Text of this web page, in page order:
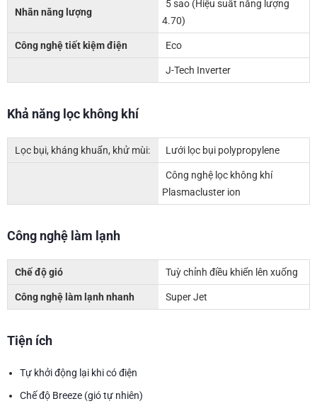
Nhãn năng lượng
5 sao (Hiệu suất năng lượng
4.70)
Công nghệ tiết kiệm điện Eco
J-Tech Inverter
Khả năng lọc không khí
Lọc bụi, kháng khuẩn, khử mùi: Lưới lọc bụi polypropylene
Công nghệ lọc không khí
Plasmacluster ion
Công nghệ làm lạnh
Chế độ gió Tuỳ chỉnh điều khiển lên xuống
Công nghệ làm lạnh nhanh Super Jet
Tiện ích
Tự khởi động lại khi có điện
Chế độ Breeze (gió tự nhiên)